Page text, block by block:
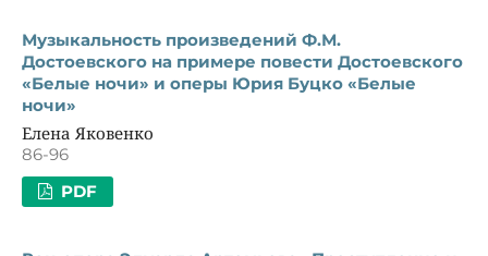
Музыкальность произведений Ф.М.
Достоевского на примере повести Достоевского
«Белые ночи» и оперы Юрия Буцко «Белые
ночи»
Елена Яковенко
86-96
PDF